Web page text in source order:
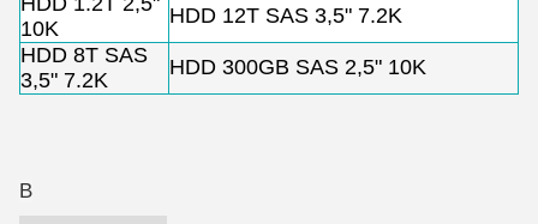
10K
HDD 12T SAS 3,5" 7.2K
HDD 8T SAS
3,5" 7.2K
HDD 300GB SAS 2,5" 10K
B